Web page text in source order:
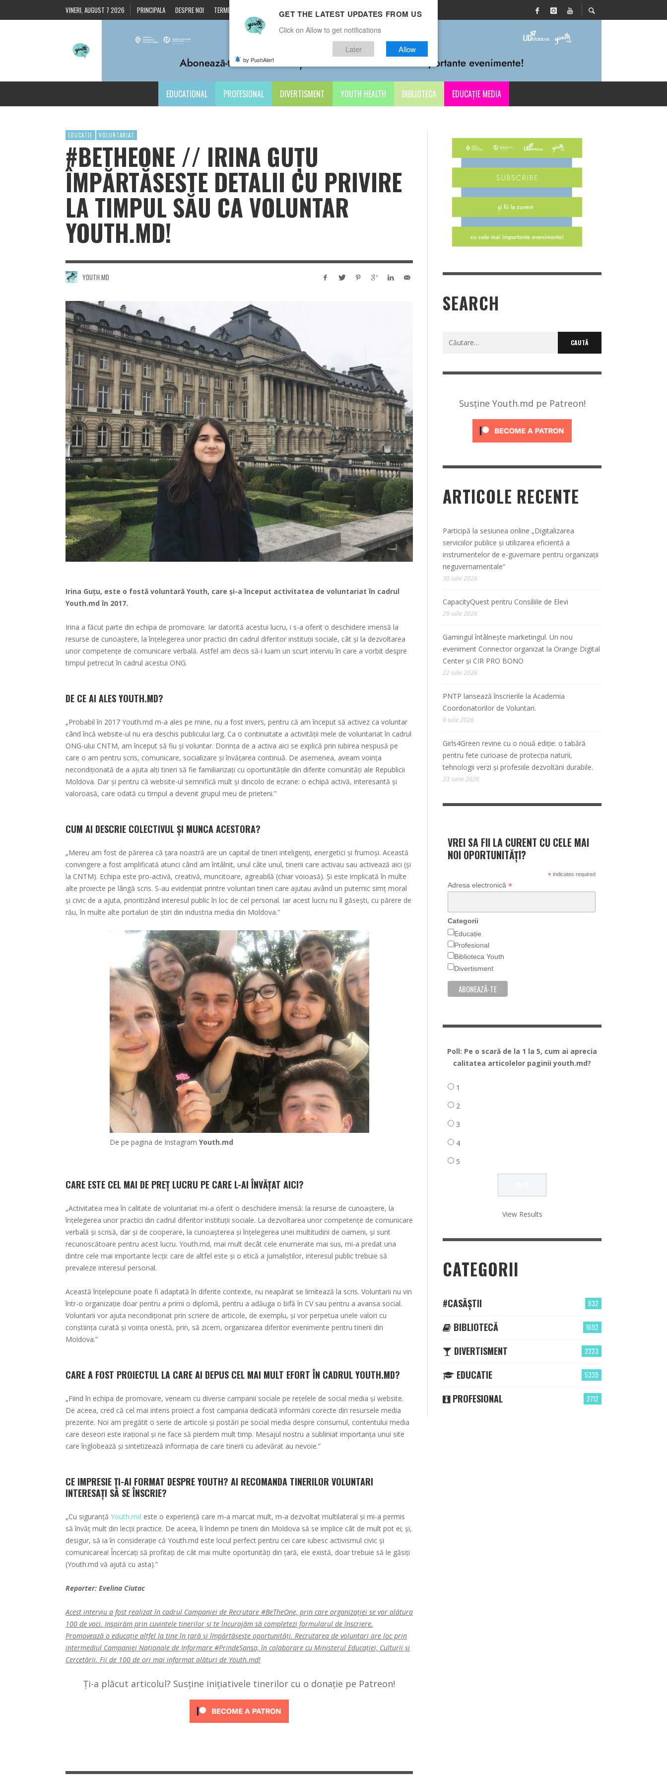
VINERI, AUGUST 7 2026 PRINCIPALA DESPRE NOI TERMENI ȘI CONDIȚII CONTACTE
EDUCATIONAL PROFESIONAL DIVERTISMENT YOUTH HEALTH BIBLIOTECA EDUCAȚIE MEDIA
EDUCATIE VOLUNTARIAT
#BETHEONE // IRINA GUȚU
ÎMPĂRTĂSESTE DETALII CU PRIVIRE
LA TIMPUL SĂU CA VOLUNTAR
YOUTH.MD!
YOUTH.MD
Irina Guțu, este o fostă voluntară Youth, care și-a început activitatea de voluntariat în cadrul
Youth.md în 2017.
Irina a făcut parte din echipa de promovare. Iar datorită acestui lucru, i s-a oferit o deschidere imensă la
resurse de cunoaștere, la înțelegerea unor practici din cadrul diferitor instituții sociale, cât și la dezvoltarea
unor competențe de comunicare verbală. Astfel am decis să-i luam un scurt interviu în care a vorbit despre
timpul petrecut în cadrul acestui ONG.
DE CE AI ALES YOUTH.MD?
„Probabil în 2017 Youth.md m-a ales pe mine, nu a fost invers, pentru că am început să activez ca voluntar
când încă website-ul nu era deschis publicului larg. Ca o continuitate a activității mele de voluntariat în cadrul
ONG-ului CNTM, am început să fiu și voluntar. Dorința de a activa aici se explică prin iubirea nespusă pe
care o am pentru scris, comunicare, socializare și învățarea continuă. De asemenea, aveam voința
necondiționată de a ajuta alți tineri să fie familiarizați cu oportunitățile din diferite comunități ale Republicii
Moldova. Dar și pentru că website-ul semnifică mult și dincolo de ecrane: o echipă activă, interesantă și
valoroasă, care odată cu timpul a devenit grupul meu de prieteni.”
CUM AI DESCRIE COLECTIVUL ȘI MUNCA ACESTORA?
„Mereu am fost de părerea că țara noastră are un capital de tineri inteligenți, energetici și frumoși. Această
convingere a fost amplificată atunci când am întâlnit, unul câte unul, tinerii care activau sau activează aici (și
la CNTM). Echipa este pro-activă, creativă, muncitoare, agreabilă (chiar voioasă). Și este implicată în multe
alte proiecte pe lângă scris. S-au evidențiat printre voluntari tineri care ajutau având un puternic simț moral
și civic de a ajuta, prioritizând interesul public în loc de cel personal. Iar acest lucru nu îl găsești, cu părere de
rău, în multe alte portaluri de știri din industria media din Moldova.”
De pe pagina de Instagram Youth.md
CARE ESTE CEL MAI DE PREȚ LUCRU PE CARE L-AI ÎNVĂȚAT AICI?
„Activitatea mea în calitate de voluntariat mi-a oferit o deschidere imensă: la resurse de cunoaștere, la
înțelegerea unor practici din cadrul diferitor instituții sociale. La dezvoltarea unor competențe de comunicare
verbală și scrisă, dar și de cooperare, la cunoașterea și înțelegerea unei multitudini de oameni, și sunt
recunoscătoare pentru acest lucru. Youth.md, mai mult decât cele enumerate mai sus, mi-a predat una
dintre cele mai importante lecții: care de altfel este și o etică a jurnaliștilor, interesul public trebuie să
prevaleze interesul personal.
Această înțelepciune poate fi adaptată în diferite contexte, nu neapărat se limitează la scris. Voluntarii nu vin
într-o organizație doar pentru a primi o diplomă, pentru a adăuga o bifă în CV sau pentru a avansa social.
Voluntarii vor ajuta necondiționat prin scriere de articole, de exemplu, și vor perpetua unele valori cu
conștiința curată și voința onestă, prin, să zicem, organizarea diferitor evenimente pentru tinerii din
Moldova.”
CARE A FOST PROIECTUL LA CARE AI DEPUS CEL MAI MULT EFORT ÎN CADRUL YOUTH.MD?
„Fiind în echipa de promovare, veneam cu diverse campanii sociale pe rețelele de social media și website.
De aceea, cred că cel mai intens proiect a fost campania dedicată informării corecte din resursele media
prezente. Noi am pregătit o serie de articole și postări pe social media despre consumul, contentului media
care deseori este irațional și ne face să pierdem mult timp. Mesajul nostru a subliniat importanța unui site
care înglobează și sintetizează informația de care tinerii cu adevărat au nevoie.”
CE IMPRESIE ȚI-AI FORMAT DESPRE YOUTH? AI RECOMANDA TINERILOR VOLUNTARI
INTERESAȚI SĂ SE ÎNSCRIE?
„Cu siguranță Youth.md este o experiență care m-a marcat mult, m-a dezvoltat multilateral și mi-a permis
să învăț mult din lecții practice. De aceea, îi îndemn pe tinerii din Moldova să se implice cât de mult pot ei; și,
desigur, să ia în considerație că Youth.md este locul perfect pentru cei care iubesc activismul civic și
comunicarea! Încercați să profitați de cât mai multe oportunități din țară, ele există, doar trebuie să le găsiți
(Youth.md vă ajută cu asta).”
Reporter: Evelina Ciutac
Acest interviu a fost realizat în cadrul Campaniei de Recrutare #BeTheOne, prin care organizației se vor alătura
100 de voci. Inspirăm prin cuvintele tinerilor şi te încurajăm să completezi formularul de înscriere.
Promovează o educație altfel la tine în țară şi împărtăşeşte oportunități. Recrutarea de voluntari are loc prin
intermediul Campaniei Naționale de Informare #PrindeȘansa, în colaborare cu Ministerul Educației, Culturii şi
Cercetării. Fii de 100 de ori mai informat alături de Youth.md!
Ți-a plăcut articolul? Susține inițiativele tinerilor cu o donație pe Patreon!
SEARCH
Caută
Susține Youth.md pe Patreon!
ARTICOLE RECENTE
Participă la sesiunea online „Digitalizarea
serviciilor publice și utilizarea eficientă a
instrumentelor de e-guvernare pentru organizații
neguvernamentale”
30 iulie 2026
CapacityQuest pentru Consiliile de Elevi
29 iulie 2026
Gamingul întâlnește marketingul. Un nou
eveniment Connector organizat la Orange Digital
Center și CIR PRO BONO
22 iulie 2026
PNTP lansează înscrierile la Academia
Coordonatorilor de Voluntari.
9 iulie 2026
Girls4Green revine cu o nouă ediție: o tabără
pentru fete curioase de protecția naturii,
tehnologii verzi și profesiile dezvoltării durabile.
23 iunie 2026
VREI SA FII LA CURENT CU CELE MAI
NOI OPORTUNITĂȚI?
*indicates required
Adresa electronică *
Categorii
Educație
Profesional
Biblioteca Youth
Divertisment
Poll: Pe o scară de la 1 la 5, cum ai aprecia
calitatea articolelor paginii youth.md?
1
2
3
4
5
View Results
CATEGORII
632
#CASĂȘTII
1692
BIBLIOTECĂ
2223
DIVERTISMENT
5339
EDUCATIE
2712
PROFESIONAL
GET THE LATEST UPDATES FROM US
Click on Allow to get notifications
Later Allow
by PushAlert